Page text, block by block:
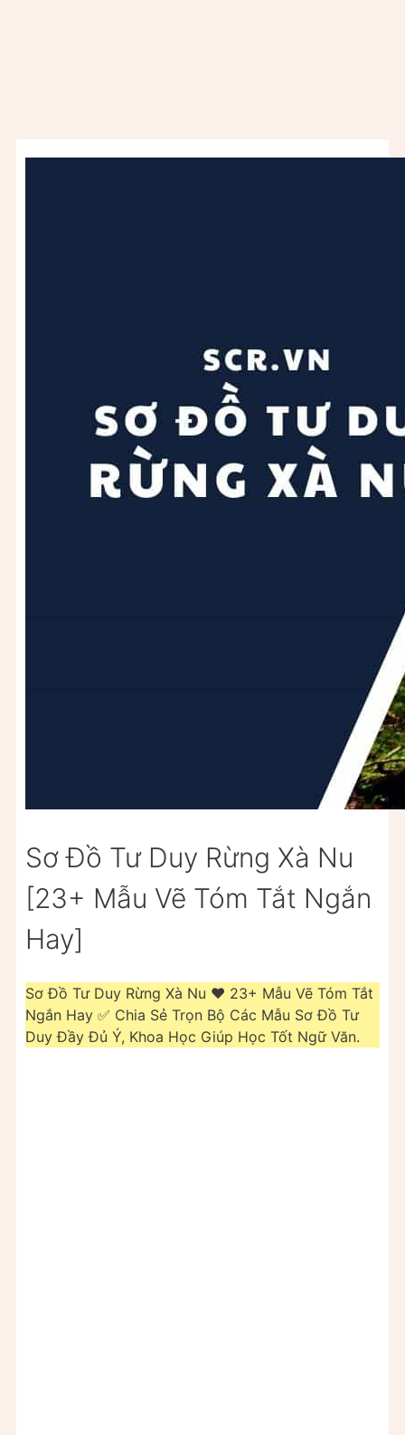
Sơ Đồ Tư Duy Rừng Xà Nu
[23+ Mẫu Vẽ Tóm Tắt Ngắn
Hay]
Sơ Đồ Tư Duy Rừng Xà Nu ❤️️ 23+ Mẫu Vẽ Tóm Tắt
Ngắn Hay ✅ Chia Sẻ Trọn Bộ Các Mẫu Sơ Đồ Tư
Duy Đầy Đủ Ý, Khoa Học Giúp Học Tốt Ngữ Văn.